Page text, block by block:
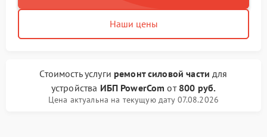
Наши цены
Стоимость услуги ремонт силовой части для
устройства ИБП PowerCom от 800 руб.
Цена актуальна на текущую дату 07.08.2026